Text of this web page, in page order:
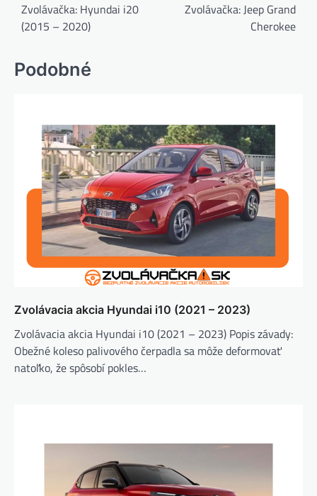
článku
Zvolávačka: Hyundai i20
(2015 – 2020)
Zvolávačka: Jeep Grand
Cherokee
Podobné
Zvolávacia akcia Hyundai i10 (2021 – 2023)
Zvolávacia akcia Hyundai i10 (2021 – 2023) Popis závady:
Obežné koleso palivového čerpadla sa môže deformovať
natoľko, že spôsobí pokles…